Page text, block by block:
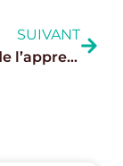
SUIVANT
Réforme de l’apprentissage : Une année 2025 pleine de rebondissements !